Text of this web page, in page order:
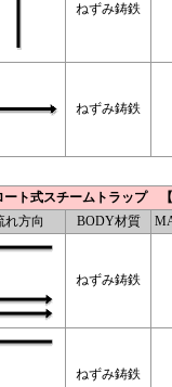
ねずみ鋳鉄
ねずみ鋳鉄
ト式スチームトラップ 【
れ方向 BODY材質
ねずみ鋳鉄
ねずみ鋳鉄